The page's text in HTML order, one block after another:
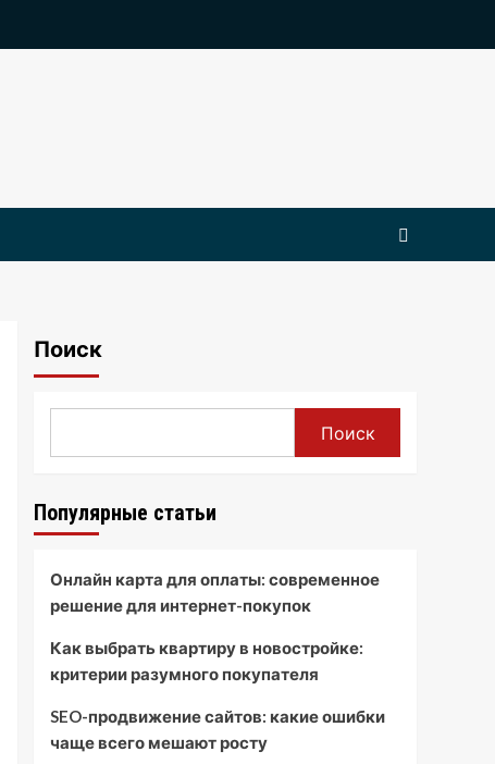
Поиск
Поиск
Популярные статьи
Онлайн карта для оплаты: современное
решение для интернет-покупок
Как выбрать квартиру в новостройке:
критерии разумного покупателя
SEO-продвижение сайтов: какие ошибки
чаще всего мешают росту